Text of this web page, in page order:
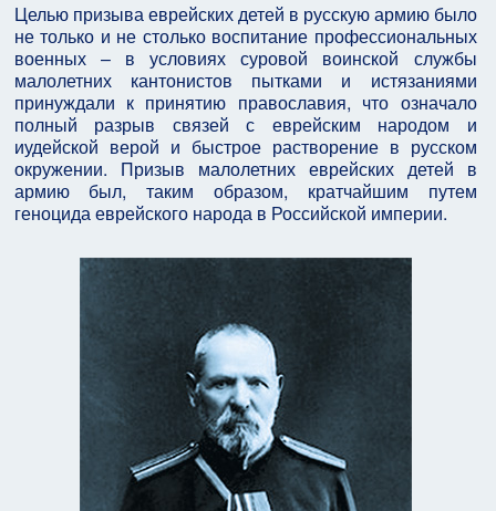
Целью призыва еврейских детей в русскую армию было
не только и не столько воспитание профессиональных
военных – в условиях суровой воинской службы
малолетних кантонистов пытками и истязаниями
принуждали к принятию православия, что означало
полный разрыв связей с еврейским народом и
иудейской верой и быстрое растворение в русском
окружении. Призыв малолетних еврейских детей в
армию был, таким образом, кратчайшим путем
геноцида еврейского народа в Российской империи.